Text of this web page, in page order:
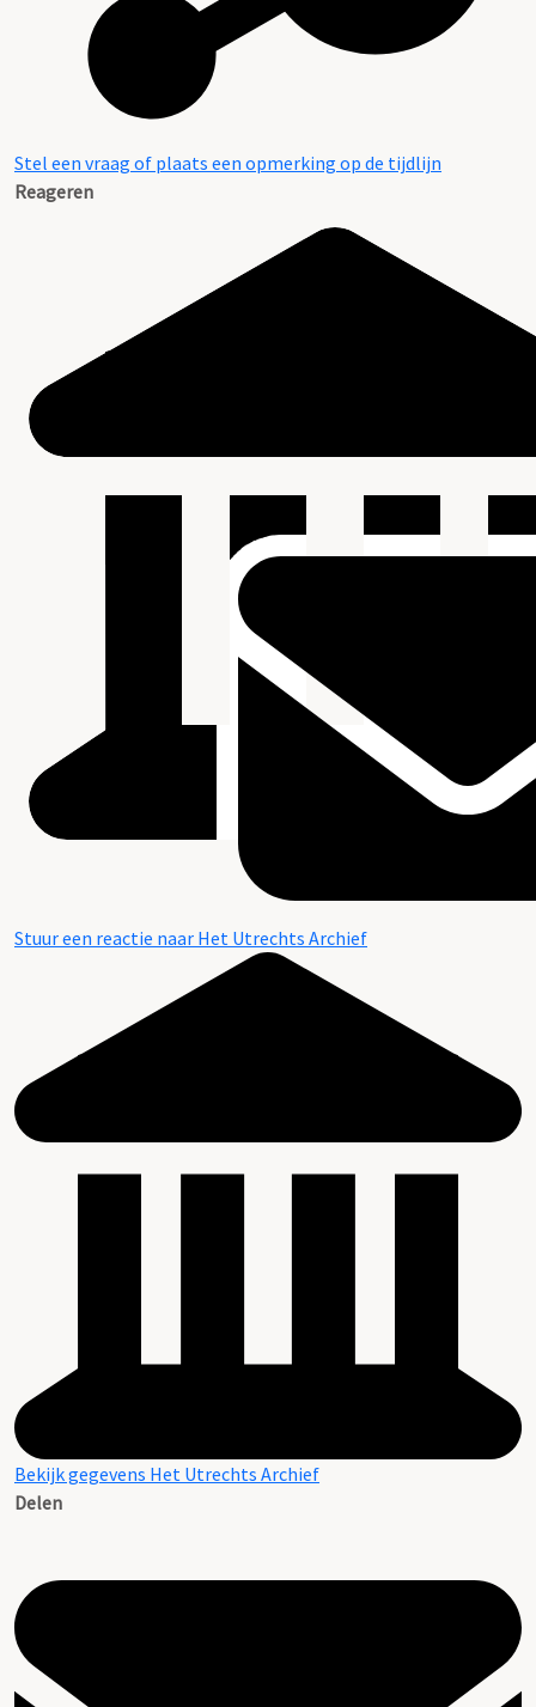
Stel een vraag of plaats een opmerking op de tijdlijn
Reageren
Stuur een reactie naar Het Utrechts Archief
Bekijk gegevens Het Utrechts Archief
Delen